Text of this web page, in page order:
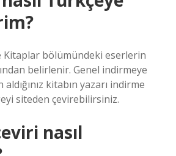
Kitaplar bölümündeki eserlerin
belirlenir. Genel indirmeye
kitabın yazarı indirme
siteden çevirebilirsiniz.
nasıl